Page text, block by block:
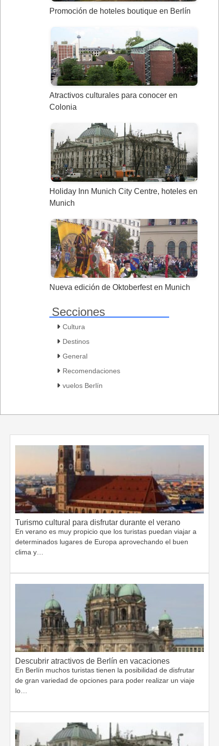
Promoción de hoteles boutique en Berlín
Atractivos culturales para conocer en
Colonia
Holiday Inn Munich City Centre, hoteles en
Munich
Nueva edición de Oktoberfest en Munich
Secciones
Cultura
Destinos
General
Recomendaciones
vuelos Berlín
Turismo cultural para disfrutar durante el verano
En verano es muy propicio que los turistas puedan viajar a
determinados lugares de Europa aprovechando el buen
clima y…
Descubrir atractivos de Berlín en vacaciones
En Berlín muchos turistas tienen la posibilidad de disfrutar
de gran variedad de opciones para poder realizar un viaje
lo…